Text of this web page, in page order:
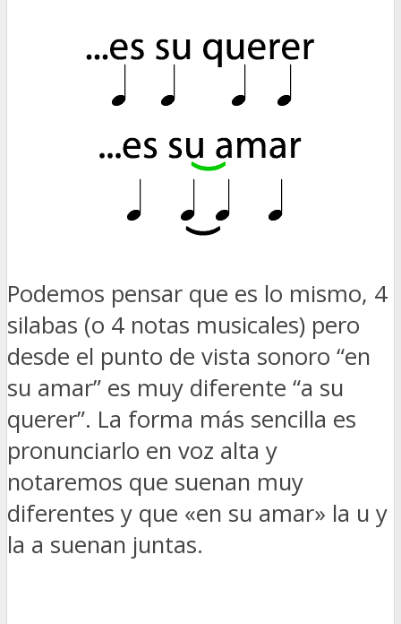
Podemos pensar que es lo mismo, 4
silabas (o 4 notas musicales) pero
desde el punto de vista sonoro “en
su amar” es muy diferente “a su
querer”. La forma más sencilla es
pronunciarlo en voz alta y
notaremos que suenan muy
diferentes y que «en su amar» la u y
la a suenan juntas.